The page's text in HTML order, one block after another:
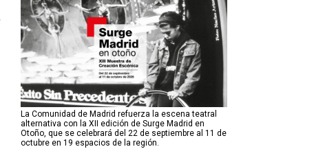
La Comunidad de Madrid refuerza la escena teatral
alternativa con la XII edición de Surge Madrid en
Otoño, que se celebrará del 22 de septiembre al 11 de
octubre en 19 espacios de la región.